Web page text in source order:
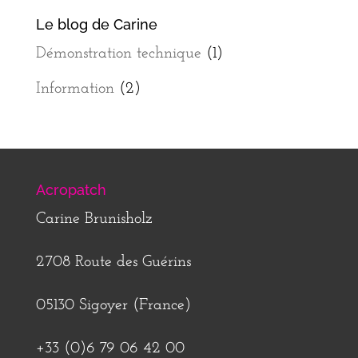
Le blog de Carine
Démonstration technique (1)
Information(2)
Acropatch
Carine Brunisholz
2708 Route des Guérins
05130 Sigoyer (France)
+33 (0)6 79 06 42 00